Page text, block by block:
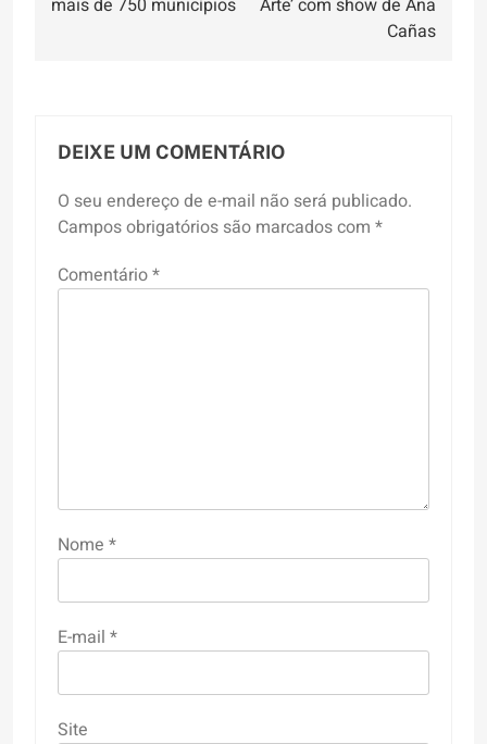
Post
Cañas
DEIXE UM COMENTÁRIO
O seu endereço de e-mail não será publicado.
Campos obrigatórios são marcados com *
Comentário*
Nome *
E-mail *
Site